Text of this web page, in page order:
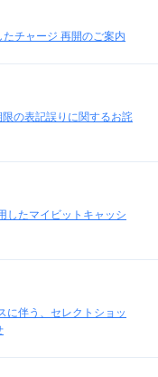
チャージ 再開のご案内
の表記誤りに関するお詫
したマイビットキャッシ
に伴う、セレクトショッ